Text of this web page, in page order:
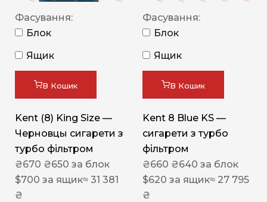
Фасування:
Блок
Ящик
В Кошик
Kent (8) King Size —
Черновцы сигарети з
турбо фільтром
₴670 ₴650 за блок
$700 за ящик≈ 31 381
₴
Фасування:
Блок
Ящик
В Кошик
Kent 8 Blue KS —
сигарети з турбо
фільтром
₴660 ₴640 за блок
$620 за ящик≈ 27 795
₴